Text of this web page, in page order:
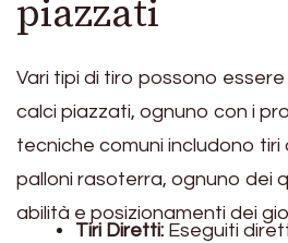
piazzati
Vari tipi di tiro possono
calci piazzati, ognuno con i
tecniche comuni includono tiri
palloni rasoterra, ognuno dei
abilità e posizionamenti dei
Tiri Diretti: Eseguiti